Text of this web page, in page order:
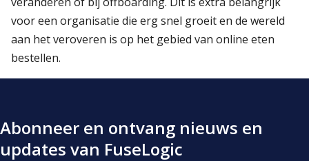
voor een organisatie die erg snel groeit en de wereld
aan het veroveren is op het gebied van online eten
bestellen.
Abonneer en ontvang nieuws en
updates van FuseLogic